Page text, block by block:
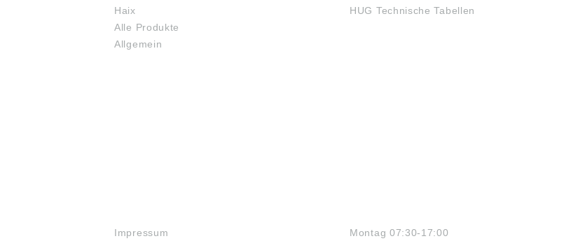
Haix
Alle Produkte
Allgemein
HUG Technische Tabellen
Impressum
Montag 07:30-17:00